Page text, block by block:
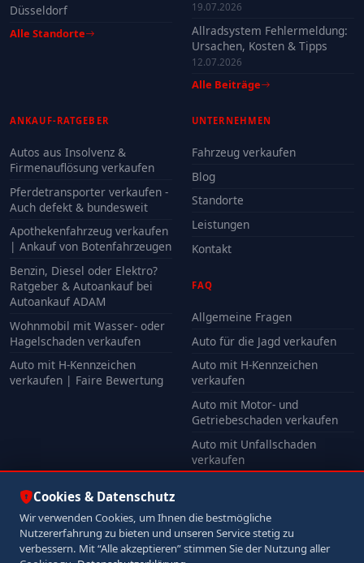
Düsseldorf
Alle Standorte
19.07.2026
Allradsystem Fehlermeldung:
Ursachen, Kosten & Tipps
12.07.2026
Alle Beiträge
ANKAUF-RATGEBER
Autos aus Insolvenz &
Firmenauflösung verkaufen
Pferdetransporter verkaufen -
Auch defekt & bundesweit
Apothekenfahrzeug verkaufen
| Ankauf von Botenfahrzeugen
Benzin, Diesel oder Elektro?
Ratgeber & Autoankauf bei
Autoankauf ADAM
Wohnmobil mit Wasser- oder
Hagelschaden verkaufen
Auto mit H-Kennzeichen
verkaufen | Faire Bewertung
UNTERNEHMEN
Fahrzeug verkaufen
Blog
Standorte
Leistungen
Kontakt
FAQ
Allgemeine Fragen
Auto für die Jagd verkaufen
Auto mit H-Kennzeichen
verkaufen
Auto mit Motor- und
Getriebeschaden verkaufen
Auto mit Unfallschaden
verkaufen
© 2026 Autoankauf ADAM. Alle Rechte vorbehalten.
ImpressumDatenschutz
Cookies & Datenschutz
Wir verwenden Cookies, um Ihnen die bestmögliche
Nutzererfahrung zu bieten und unseren Service stetig zu
verbessern. Mit “Alle akzeptieren” stimmen Sie der Nutzung aller